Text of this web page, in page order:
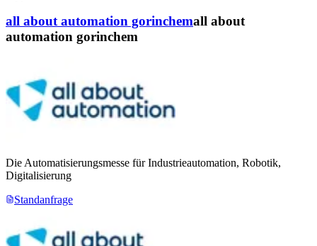
all about automation gorinchemall about
automation gorinchem
Die Automatisierungsmesse für Industrieautomation, Robotik,
Digitalisierung
Standanfrage